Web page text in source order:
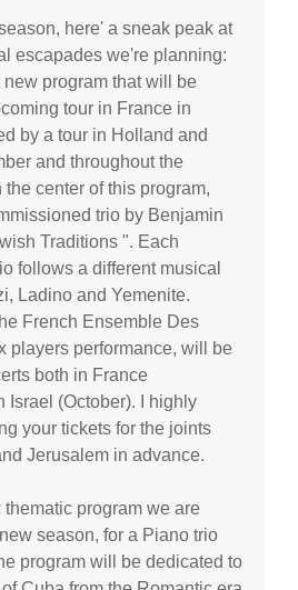
here' a sneak peak at
escapades we're planning:
program that will be
tour in France in
by a tour in Holland and
and throughout the
center of this program,
trio by Benjamin
Traditions ". Each
follows a different musical
Ladino and Yemenite.
French Ensemble Des
players performance, will be
both in France
Israel (October). I highly
your tickets for the joints
Jerusalem in advance.
program we are
season, for a Piano trio
program will be dedicated to